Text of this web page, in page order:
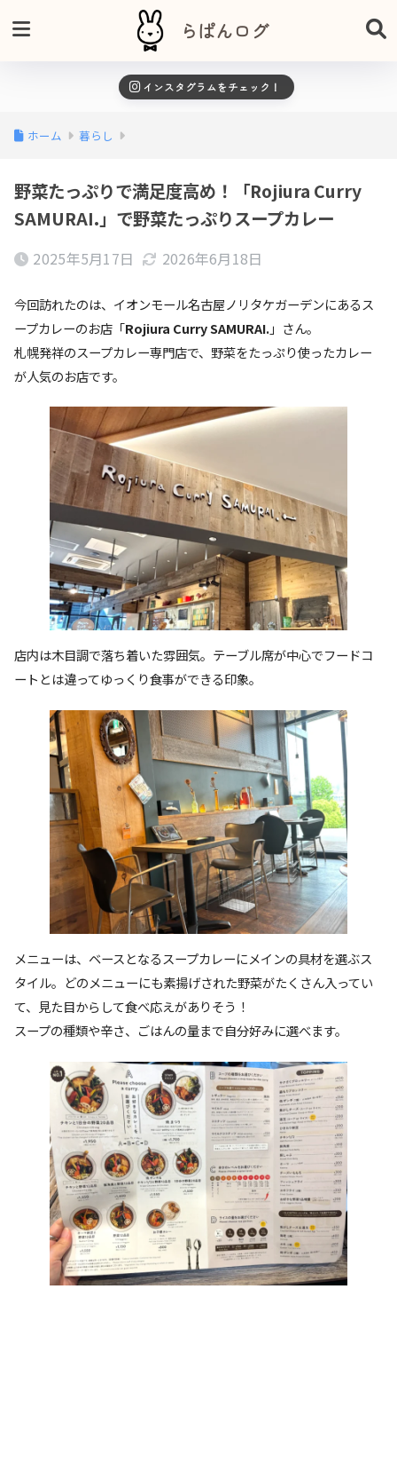
らぱんログ
インスタグラムをチェック！
ホーム 暮らし
野菜たっぷりで満足度高め！「Rojiura Curry
SAMURAI.」で野菜たっぷりスープカレー
2025年5月17日 2026年6月18日
今回訪れたのは、イオンモール名古屋ノリタケガーデンにあるス
ープカレーのお店「Rojiura Curry SAMURAI.」さん。
札幌発祥のスープカレー専門店で、野菜をたっぷり使ったカレー
が人気のお店です。
店内は木目調で落ち着いた雰囲気。テーブル席が中心でフードコ
ートとは違ってゆっくり食事ができる印象。
メニューは、ベースとなるスープカレーにメインの具材を選ぶス
タイル。どのメニューにも素揚げされた野菜がたくさん入ってい
て、見た目からして食べ応えがありそう！
スープの種類や辛さ、ごはんの量まで自分好みに選べます。